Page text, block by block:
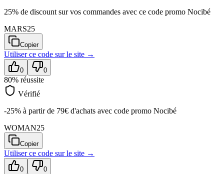
25% de discount sur vos commandes avec ce code promo Nocibé
MARS25
Copier
Utiliser ce code surle site →
0 0
80% réussite
Vérifié
-25% à partir de 79€ d'achats avec code promo Nocibé
WOMAN25
Copier
Utiliser ce code surle site →
0 0